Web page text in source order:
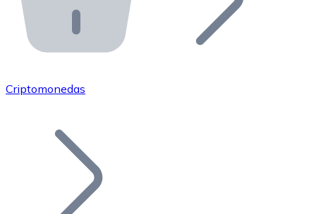
Bitnovo API
Integra nuestra API en tu ecosistema.
Únete a nuestra red de distribuidores.
Añade tu proyecto a nuestro ecosistema.
Criptomonedas